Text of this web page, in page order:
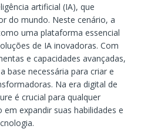
artificial (IA), que
do mundo. Neste cenário, a
uma plataforma essencial
de IA inovadoras. Com
e capacidades avançadas,
base necessária para criar e
Na era digital de
é crucial para qualquer
expandir suas habilidades e